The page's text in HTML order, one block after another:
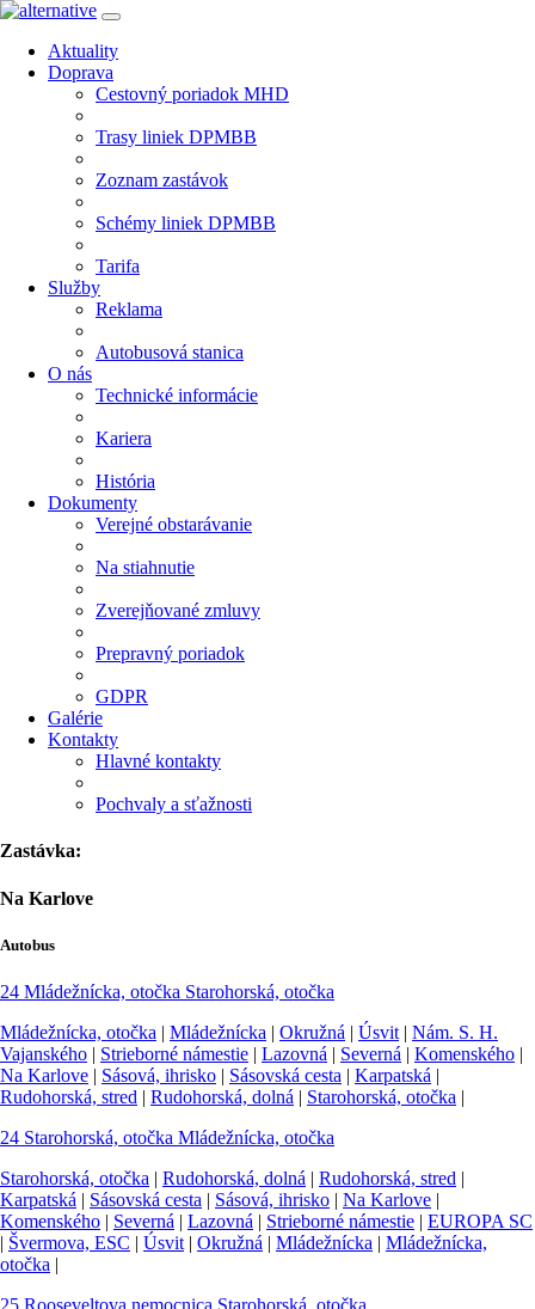
Aktuality
Doprava
Cestovný poriadok MHD
Trasy liniek DPMBB
Zoznam zastávok
Schémy liniek DPMBB
Tarifa
Služby
Reklama
Autobusová stanica
O nás
Technické informácie
Kariera
História
Dokumenty
Verejné obstarávanie
Na stiahnutie
Zverejňované zmluvy
Prepravný poriadok
GDPR
Galérie
Kontakty
Hlavné kontakty
Pochvaly a sťažnosti
Zastávka:
Na Karlove
Autobus
24 Mládežnícka, otočka Starohorská, otočka
Mládežnícka, otočka | Mládežnícka | Okružná | Úsvit | Nám. S. H.
Vajanského | Strieborné námestie | Lazovná | Severná | Komenského |
Na Karlove | Sásová, ihrisko | Sásovská cesta | Karpatská |
Rudohorská, stred | Rudohorská, dolná | Starohorská, otočka |
24 Starohorská, otočka Mládežnícka, otočka
Starohorská, otočka | Rudohorská, dolná | Rudohorská, stred |
Karpatská | Sásovská cesta | Sásová, ihrisko | Na Karlove |
Komenského | Severná | Lazovná | Strieborné námestie | EUROPA SC
| Švermova, ESC | Úsvit | Okružná | Mládežnícka | Mládežnícka,
otočka |
25 Rooseveltova nemocnica Starohorská, otočka